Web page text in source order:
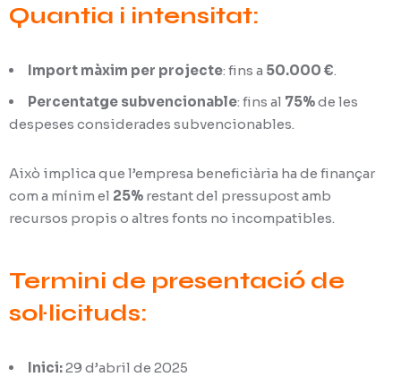
Quantia i intensitat:
Import màxim per projecte: fins a 50.000 €.
Percentatge subvencionable: fins al 75%de les
despeses considerades subvencionables.
Això implica que l’empresa beneficiària ha de finançar
com a mínim el 25% restant del pressupost amb
recursos propis o altres fonts no incompatibles.
Termini de presentació de
sol·licituds:
Inici:29 d’abril de 2025